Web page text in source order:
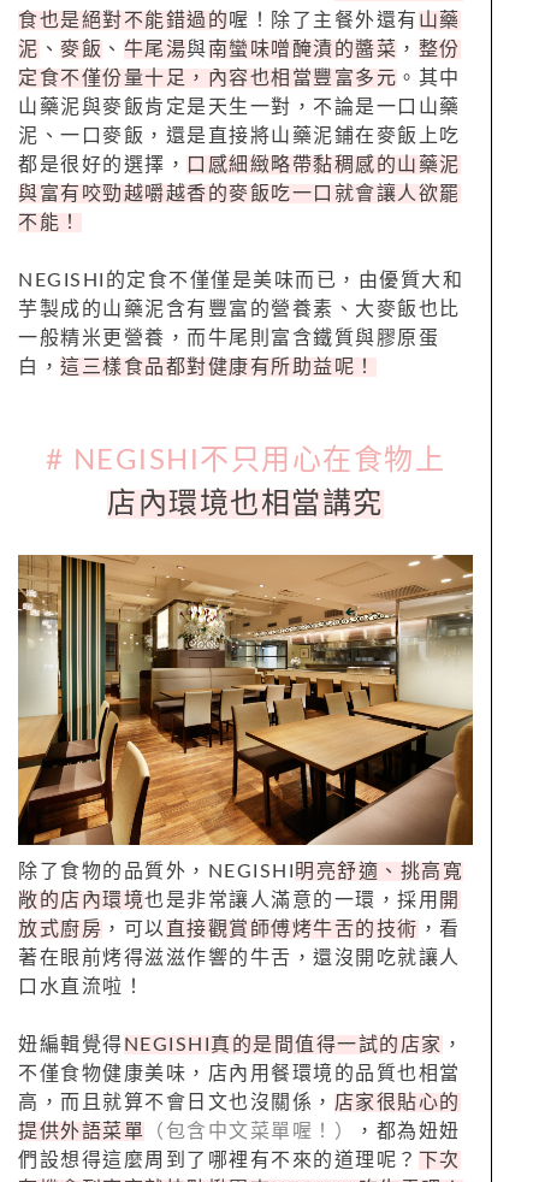
食也是絕對不能錯過的喔！除了主餐外還有 山藥
泥 、 麥飯 、 牛尾湯與南蠻味噌醃漬的醬菜 ， 整份
定食不僅份量十足，內容也相當豐富多元 。其中
山藥泥與麥飯肯定是天生一對，不論是一口山藥
泥、一口麥飯，還是直接將山藥泥鋪在麥飯上吃
都是很好的選擇，
口感細緻略帶黏稠感的山藥泥
與富有咬勁越嚼越香的麥飯吃一口就會讓人欲罷
不能！
NEGISHI的定食不僅僅是美味而已，由優質大和
芋製成的山藥泥含有豐富的營養素、大麥飯也比
一般精米更營養，而牛尾則富含鐵質與膠原蛋
白， 這三樣食品都對健康有所助益呢！
# NEGISHI不只用心在食物上
店內環境也相當講究
除了食物的品質外，NEGISHI 明亮舒適、挑高寬
敞的店內環境也是非常讓人滿意的一環，採用 開
放式廚房 ，可以 直接觀賞師傅烤牛舌的技術 ，看
著在眼前烤得滋滋作響的牛舌，還沒開吃就讓人
口水直流啦！
妞編輯覺得 NEGISHI真的是間值得一試的店家 ，
不僅食物健康美味，店內用餐環境的品質也相當
高，而且就算不會日文也沒關係， 店家很貼心的
提供外語菜單 （包含中文菜單喔！）
，都為妞妞
們設想得這麼周到了哪裡有不來的道理呢？
下次